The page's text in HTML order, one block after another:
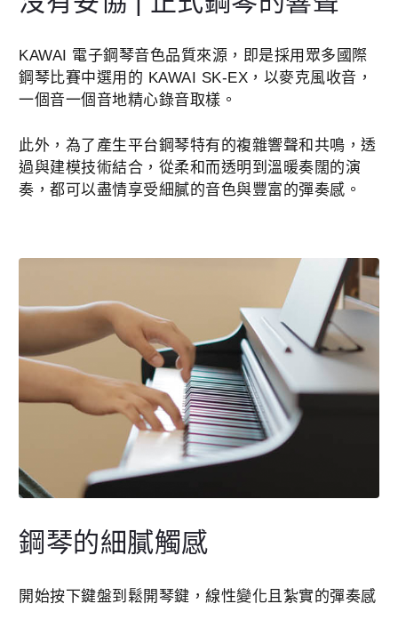
KAWAI 電子鋼琴音色品質來源，即是採用眾多國際
鋼琴比賽中選用的 KAWAI SK-EX，以麥克風收音，
一個音一個音地精心錄音取樣。
此外，為了產生平台鋼琴特有的複雜響聲和共鳴，透
過與建模技術結合，從柔和而透明到溫暖奏闊的演
奏，都可以盡情享受細膩的音色與豐富的彈奏感。
鋼琴的細膩觸感
開始按下鍵盤到鬆開琴鍵，線性變化且紮實的彈奏感